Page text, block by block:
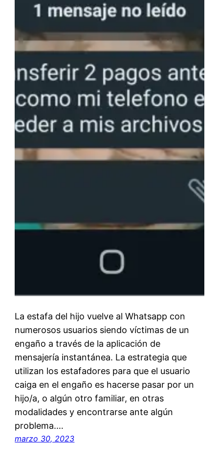
La estafa del hijo vuelve al Whatsapp con
numerosos usuarios siendo víctimas de un
engaño a través de la aplicación de
mensajería instantánea. La estrategia que
utilizan los estafadores para que el usuario
caiga en el engaño es hacerse pasar por un
hijo/a, o algún otro familiar, en otras
modalidades y encontrarse ante algún
problema.…
marzo 30, 2023